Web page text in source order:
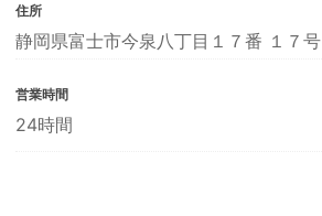
住所
静岡県富士市今泉八丁目１７番 １７号
営業時間
24時間